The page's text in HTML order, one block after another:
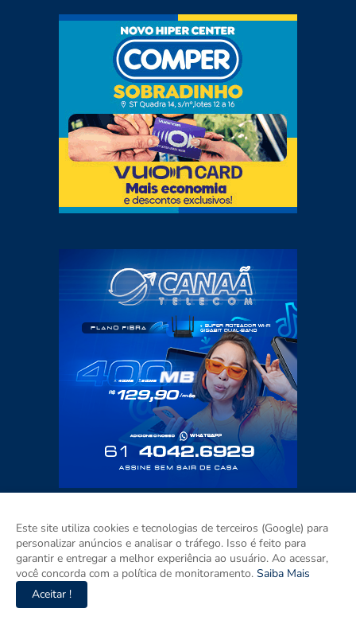
Este site utiliza cookies e tecnologias de terceiros (Google) para
personalizar anúncios e analisar o tráfego. Isso é feito para
garantir e entregar a melhor experiência ao usuário. Ao acessar,
você concorda com a política de monitoramento. Saiba Mais
Aceitar !